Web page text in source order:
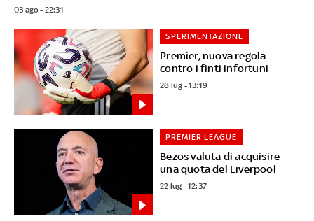
03 ago - 22:31
Premier, nuova regola
contro i finti infortuni
SPERIMENTAZIONE
28 lug - 13:19
Bezos valuta di acquisire
una quota del Liverpool
PREMIER LEAGUE
22 lug - 12:37